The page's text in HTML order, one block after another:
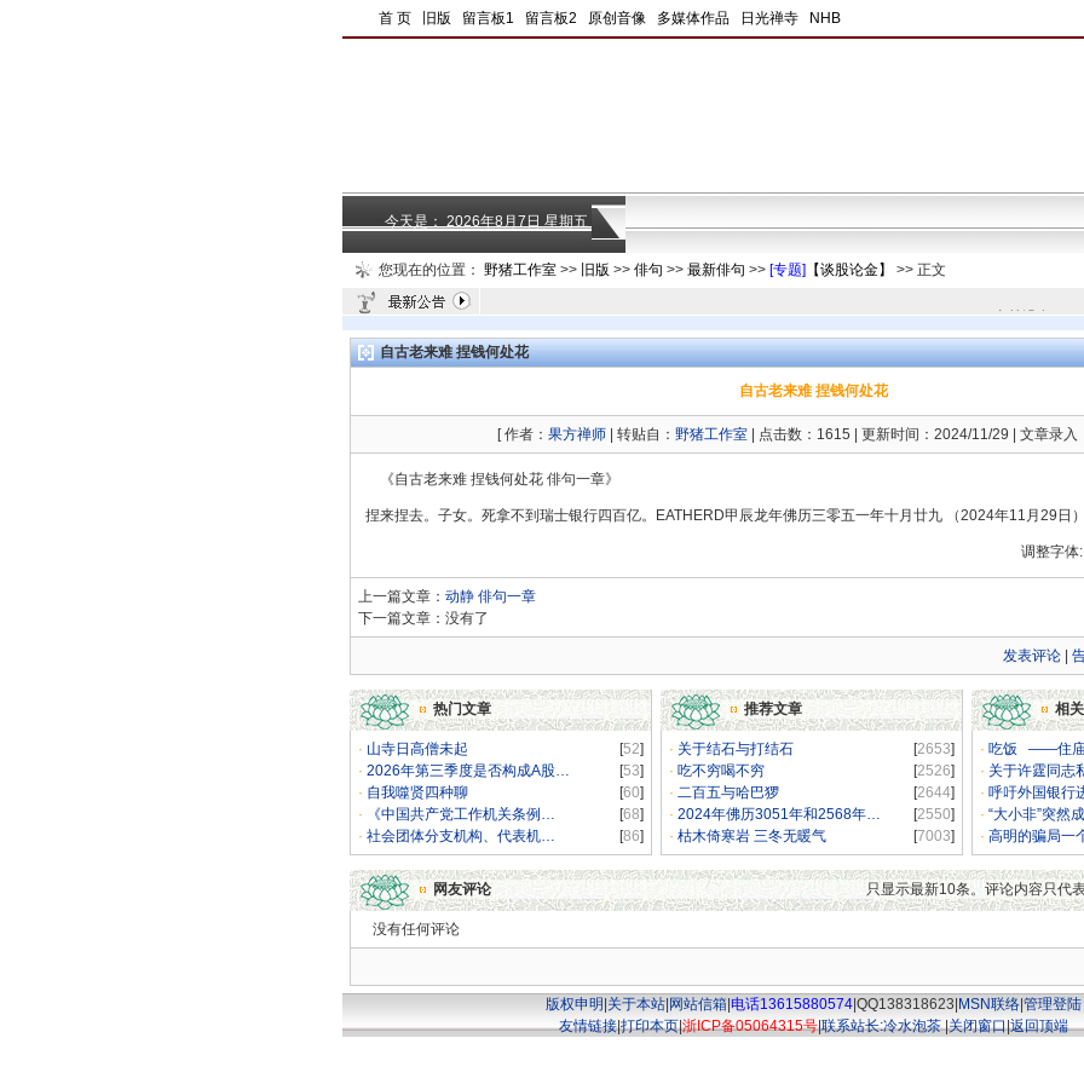
首 页 旧版 留言板1 留言板2 原创音像 多媒体作品 日光禅寺 NHB
今天是： 2026年8月7日 星期五
您现在的位置： 野猪工作室 >> 旧版 >> 俳句 >> 最新俳句 >> [专题] 【谈股论金】 >> 正文
当前没有任何
自古老来难 捏钱何处花
自古老来难 捏钱何处花
[ 作者： 果方禅师| 转贴自： 野猪工作室| 点击数：1615 | 更新时间：2024/11/29 | 文章录入
《自古老来难 捏钱何处花 俳句一章》
捏来捏去。子女。死拿不到瑞士银行四百亿。EATHERD甲辰龙年佛历三零五一年十月廿九 （2024年11月29日）
调整字体:
上一篇文章： 动静 俳句一章
下一篇文章：没有了
发表评论
热门文章 推荐文章 相
· 山寺日高僧未起 [52]
· 2026年第三季度是否构成A股… [53]
· 自我噬贤四种聊 [60]
·
《中国共产党工作机关条例… [68]
· 社会团体分支机构、代表机… [86]
· 关于结石与打结石 [2653]
· 吃不穷喝不穷 [2526]
· 二百五与哈巴猡 [2644]
· 2024年佛历3051年和2568年… [2550]
· 枯木倚寒岩 三冬无暖气 [7003]
· 吃饭 ——住
· 关于许霆同志
· 呼吁外国银行
· “大小非”突然
· 高明的骗局一
网友评论 只显示最新10条。评论内容只代
没有任何评论
版权申明 关于本站| 网站信箱| 电话13615880574|QQ138318623| MSN联络| 管理登陆
友情链接|打印本页|浙ICP备05064315号|联系站长:冷水泡茶|关闭窗口|返回顶端